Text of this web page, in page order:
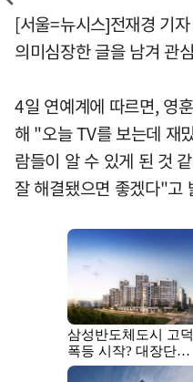
[서울=뉴시스]전재경 기
의미심장한 글을 남겨 관
4일 연예계에 따르면, 영
해 "오늘 TV를 보는데 재
람들이 알 수 있게 된 것
잘 해결됐으면 좋겠다"고